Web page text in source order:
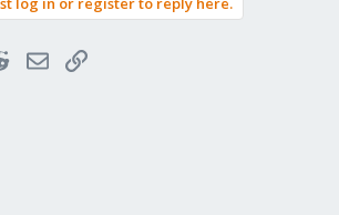
RedditEmailLink